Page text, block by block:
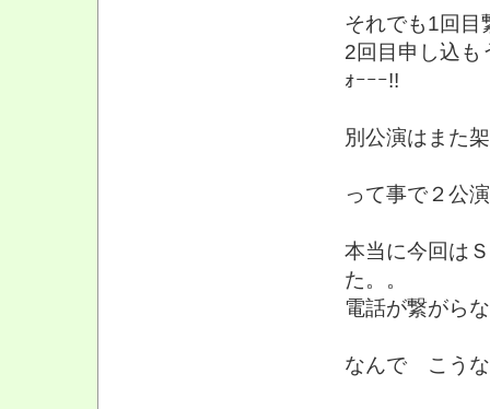
それでも1回目
2回目申し込も
ｫｰｰｰ!!
別公演はまた
って事で２公
本当に今回は
た。。
電話が繋がら
なんで こうな